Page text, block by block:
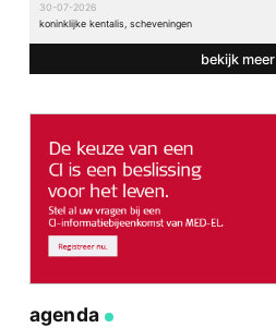
30-07-2026
koninklijke kentalis, scheveningen
bekijk meer
agenda